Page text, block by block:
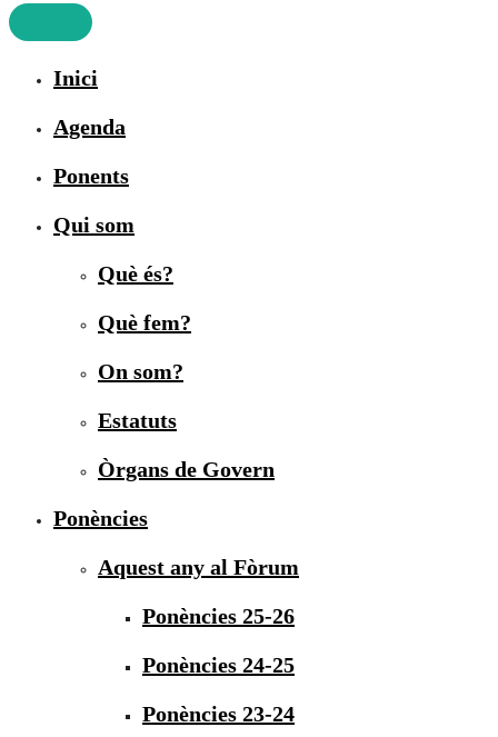
Inici
Agenda
Ponents
Qui som
Què és?
Què fem?
On som?
Estatuts
Òrgans de Govern
Ponències
Aquest any al Fòrum
Ponències 25-26
Ponències 24-25
Ponències 23-24